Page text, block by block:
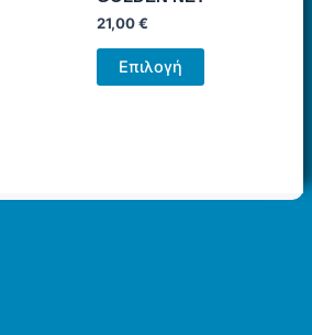
21,00€
Επιλογή
Αυτό
το